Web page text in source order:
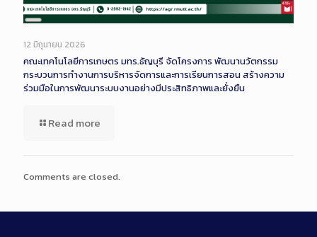
Long
Description
12 มิถุนายน 2026
คณะเทคโนโลยีการเกษตร มทร.ธัญบุรี จัดโครงการ พัฒนานวัตกรรม
กระบวนการทำงานการบริหารจัดการและการเรียนการสอน สร้างความ
ร่วมมือในการพัฒนาระบบงานอย่างมีประสิทธิภาพและยั่งยืน
Read more
Comments are closed.